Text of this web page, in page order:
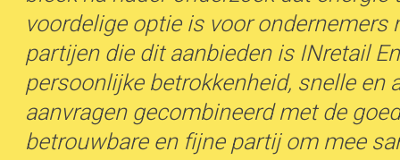
voordelige optie is voor
partijen die dit aanbieden is INretail
persoonlijke betrokkenheid, snelle en
aanvragen gecombineerd met de
betrouwbare en fijne partij om mee